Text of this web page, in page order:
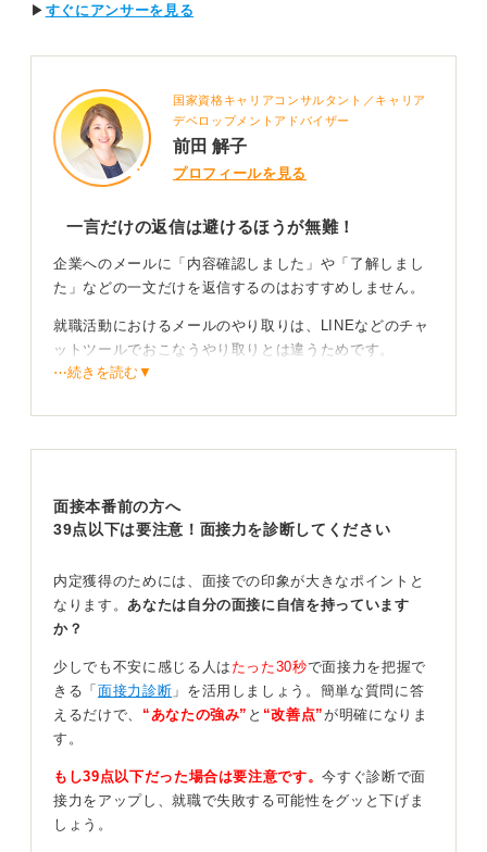
▶ すぐにアンサーを見る
国家資格キャリアコンサルタント／キャリア
デベロップメントアドバイザー
前田 解子
プロフィールを見る
一言だけの返信は避けるほうが無難！
企業へのメールに「内容確認しました」や「了解しまし
た」などの一文だけを返信するのはおすすめしません。
就職活動におけるメールのやり取りは、LINEなどのチャ
ットツールでおこなうやり取りとは違うためです。
日程調整のメールでは「お世話になります。〇〇大学の
ざいました。日時、内容につきまして承知いたしまし
た。当日〇時に貴社へ伺います。どうぞよろしくお願い
いたします」のように丁寧に書くと印象が良いです。
選考結果のお知らせには「お世話になっております。〇
〇大学の〇〇〇〇です。この度は、一次選考通過のご連
絡をありがとうございました。大変うれしく存じます。
二次選考へ向けていっそう努力をしてまいります。どう
ぞよろしくお願いいたします」などと返信し、感謝と意
⋯続きを読む▼
面接本番前の方へ
39点以下は要注意！面接力を診断してください
内定獲得のためには、面接での印象が大きなポイントと
なります。 あなたは自分の面接に自信を持っています
か？
少しでも不安に感じる人は たった30秒で面接力を把握で
きる「 面接力診断 」を活用しましょう。簡単な質問に答
えるだけで、 “あなたの強み” と “改善点”が明確になりま
す。
もし39点以下だった場合は要注意です。今すぐ診断で面
接力をアップし、就職で失敗する可能性をグッと下げま
しょう。